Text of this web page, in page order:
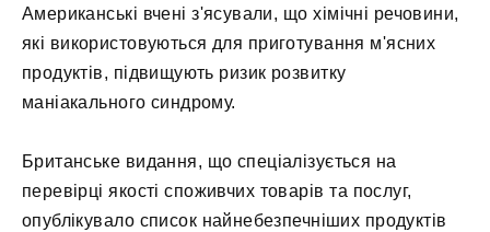
Американські вчені з'ясували, що хімічні речовини,
які використовуються для приготування м'ясних
продуктів, підвищують ризик розвитку
маніакального синдрому.
Британське видання, що спеціалізується на
перевірці якості споживчих товарів та послуг,
опублікувало список найнебезпечніших продуктів